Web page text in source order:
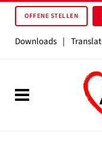
OFFENE STELLEN
Downloads |